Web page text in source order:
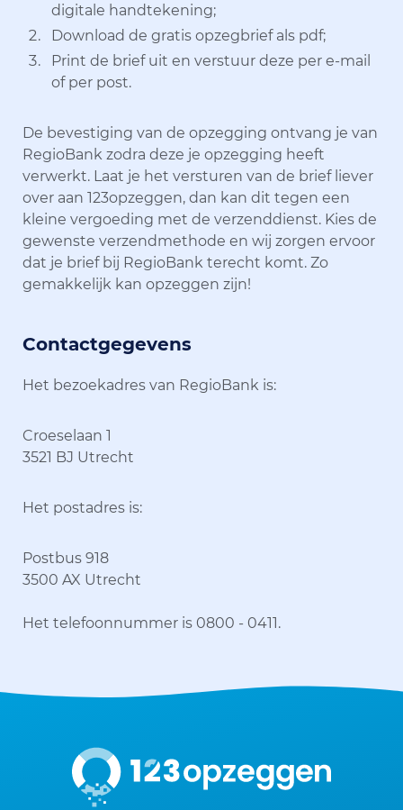
digitale handtekening;
Download de gratis opzegbrief als pdf;
Print de brief uit en verstuur deze per e-mail
of per post.
De bevestiging van de opzegging ontvang je van
RegioBank zodra deze je opzegging heeft
verwerkt. Laat je het versturen van de brief liever
over aan 123opzeggen, dan kan dit tegen een
kleine vergoeding met de verzenddienst. Kies de
gewenste verzendmethode en wij zorgen ervoor
dat je brief bij RegioBank terecht komt. Zo
gemakkelijk kan opzeggen zijn!
Contactgegevens
Het bezoekadres van RegioBank is:
Croeselaan 1
3521 BJ Utrecht
Het postadres is:
Postbus 918
3500 AX Utrecht
Het telefoonnummer is 0800 - 0411.